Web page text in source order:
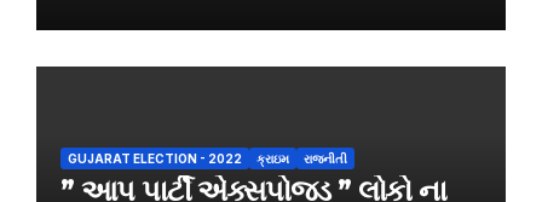
GUJARAT ELECTION - 2022 ક્રાઇમ રાજનીતી
” આપ પાર્ટી એક્સપોજડ ” લોકો ના